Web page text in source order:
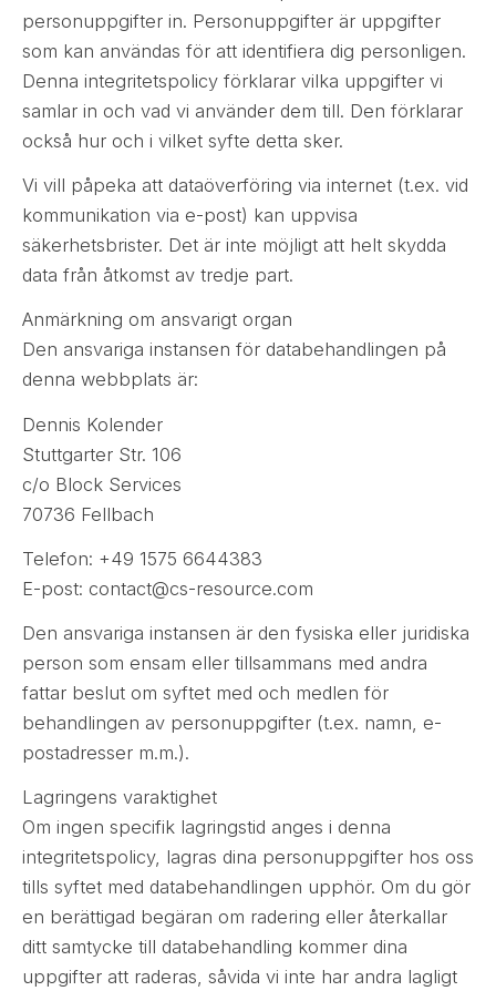
personuppgifter in. Personuppgifter är uppgifter
som kan användas för att identifiera dig personligen.
Denna integritetspolicy förklarar vilka uppgifter vi
samlar in och vad vi använder dem till. Den förklarar
också hur och i vilket syfte detta sker.
Vi vill påpeka att dataöverföring via internet (t.ex. vid
kommunikation via e-post) kan uppvisa
säkerhetsbrister. Det är inte möjligt att helt skydda
data från åtkomst av tredje part.
Anmärkning om ansvarigt organ
Den ansvariga instansen för databehandlingen på
denna webbplats är:
Dennis Kolender
Stuttgarter Str. 106
c/o Block Services
70736 Fellbach
Telefon: +49 1575 6644383
E-post: contact@cs-resource.com
Den ansvariga instansen är den fysiska eller juridiska
person som ensam eller tillsammans med andra
fattar beslut om syftet med och medlen för
behandlingen av personuppgifter (t.ex. namn, e-
postadresser m.m.).
Lagringens varaktighet
Om ingen specifik lagringstid anges i denna
integritetspolicy, lagras dina personuppgifter hos oss
tills syftet med databehandlingen upphör. Om du gör
en berättigad begäran om radering eller återkallar
ditt samtycke till databehandling kommer dina
uppgifter att raderas, såvida vi inte har andra lagligt